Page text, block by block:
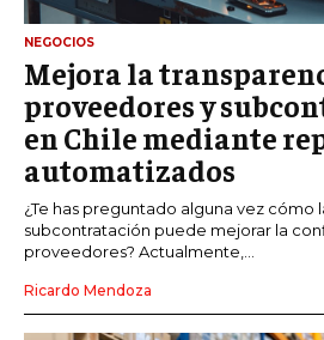
NEGOCIOS
Mejora la
proveedores y
en Chile mediante
automatizados
¿Te has preguntado alguna vez cómo
subcontratación puede mejorar la
proveedores? Actualmente,...
Ricardo Mendoza